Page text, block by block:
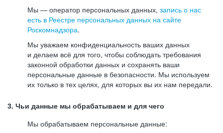
Мы — оператор персональных данных, запись о нас
есть в Реестре персональных данных на сайте
Роскомнадзора.
Мы уважаем конфиденциальность ваших данных
и делаем всё для того, чтобы соблюдать требования
законной обработки данных и сохранять ваши
персональные данные в безопасности. Мы используем
их только в тех целях, для которых вы их нам передали.
3. Чьи данные мы обрабатываем и для чего
Мы обрабатываем персональные данные: